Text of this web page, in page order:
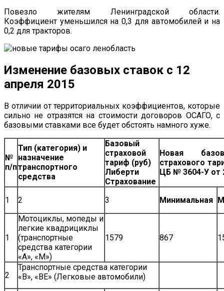
Повезло жителям Ленинградской области.
Коэффициент уменьшился на 0,3 для автомобилей и на
0,2 для тракторов.
Изменение базовых ставок с 12
апреля 2015
В отличии от территориальных коэффициентов, которые
сильно не отразятся на стоимости договоров ОСАГО, с
базовыми ставками все будет обстоять намного хуже.
№
п/п
Тип (категория) и
назначение
транспортного
средства
Базовый
страховой
тариф (руб)
Либерти
Страхование
Новая
страхового
ЦБ № 3604-У от
1 2 3 Минимальная
1
Мотоциклы, мопеды и
легкие квадрициклы
(транспортные
средства категории
«A», «М»)
1579 867
2
Транспортные средства категории
«B», «BE» (Легковые автомобили)